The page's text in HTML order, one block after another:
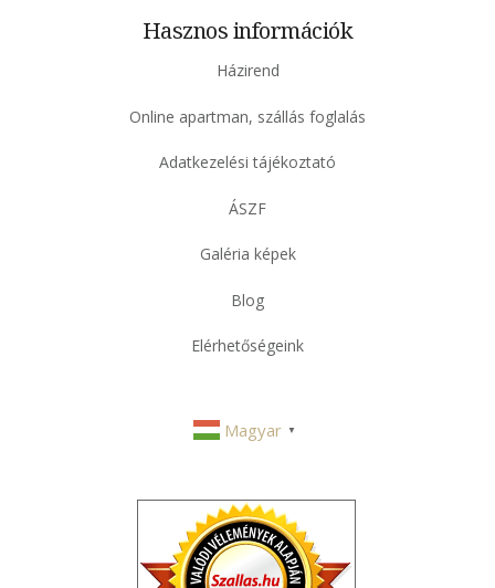
Hasznos információk
Házirend
Online apartman, szállás foglalás
Adatkezelési tájékoztató
ÁSZF
Galéria képek
Blog
Elérhetőségeink
Magyar ▼